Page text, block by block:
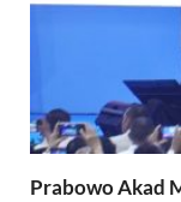
Prabowo Akad